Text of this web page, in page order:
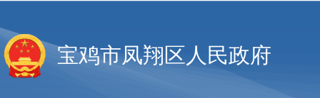
宝鸡市凤翔区人民政府